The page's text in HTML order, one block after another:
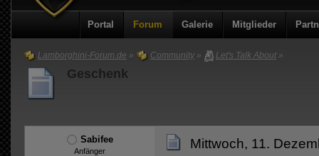
Portal Forum Galerie Mitglieder
Lamborghini-Forum.de » Community » Let's Talk About »
Geschenk
Sabifee
Anfänger Mittwoch, 11.